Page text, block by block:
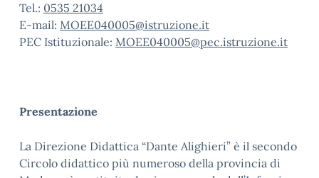
Tel.: 0535 21034
E-mail: MOEE040005@istruzione.it
PEC Istituzionale: MOEE040005@pec.istruzione.it
Presentazione
La Direzione Didattica “Dante Alighieri” è il secondo
Circolo didattico più numeroso della provincia di